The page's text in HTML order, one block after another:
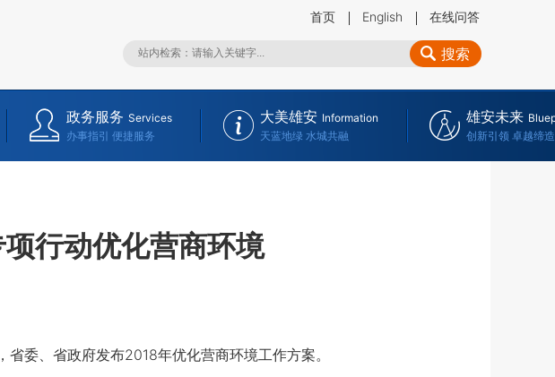
首页 English 在线问答
搜索
政务服务 Services
办事指引 便捷服务
大美雄安 Information
天蓝地绿 水城共融
雄安未来
创新引领 卓越缔造
行动优化营商环境
委、省政府发布2018年优化营商环境工作方案。